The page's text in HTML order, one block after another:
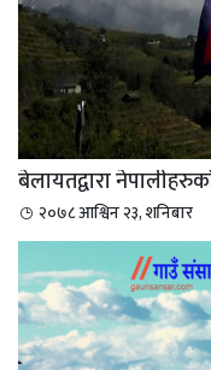
बेलायतद्वारा
२०७८ आश्विन २३, शनिबार